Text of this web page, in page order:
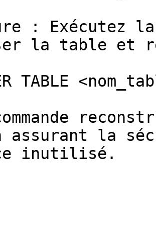
: Exécutez la
la table et
TABLE
assurant la
inutilisé.